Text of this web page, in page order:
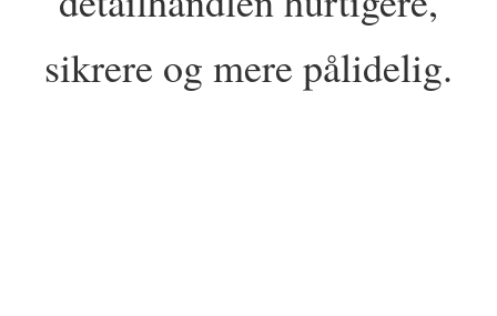
sikrere og mere pålidelig.